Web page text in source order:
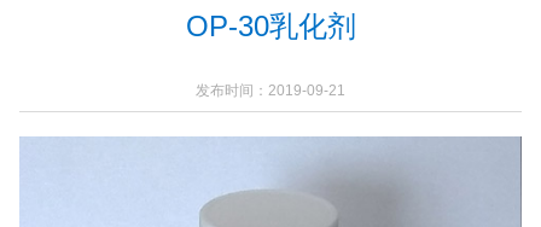
OP-30乳化剂
发布时间：2019-09-21